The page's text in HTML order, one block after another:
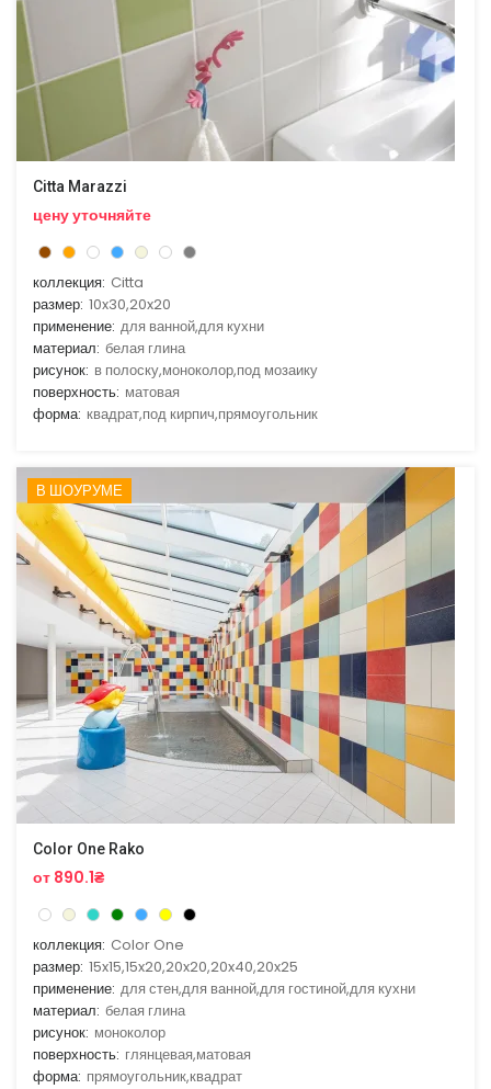
Citta Marazzi
цену уточняйте
коллекция: Citta
размер: 10x30,20x20
применение: для ванной,для кухни
материал: белая глина
рисунок: в полоску,моноколор,под мозаику
поверхность: матовая
форма: квадрат,под кирпич,прямоугольник
В ШОУРУМЕ
Color One Rako
от 890.1₴
коллекция: Color One
размер: 15x15,15x20,20x20,20x40,20x25
применение: для стен,для ванной,для гостиной,для кухни
материал: белая глина
рисунок: моноколор
поверхность: глянцевая,матовая
форма: прямоугольник,квадрат